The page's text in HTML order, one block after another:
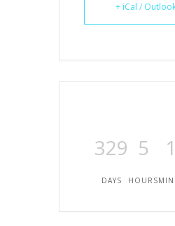
+ iCal /
329
DAYS
5
HOURS